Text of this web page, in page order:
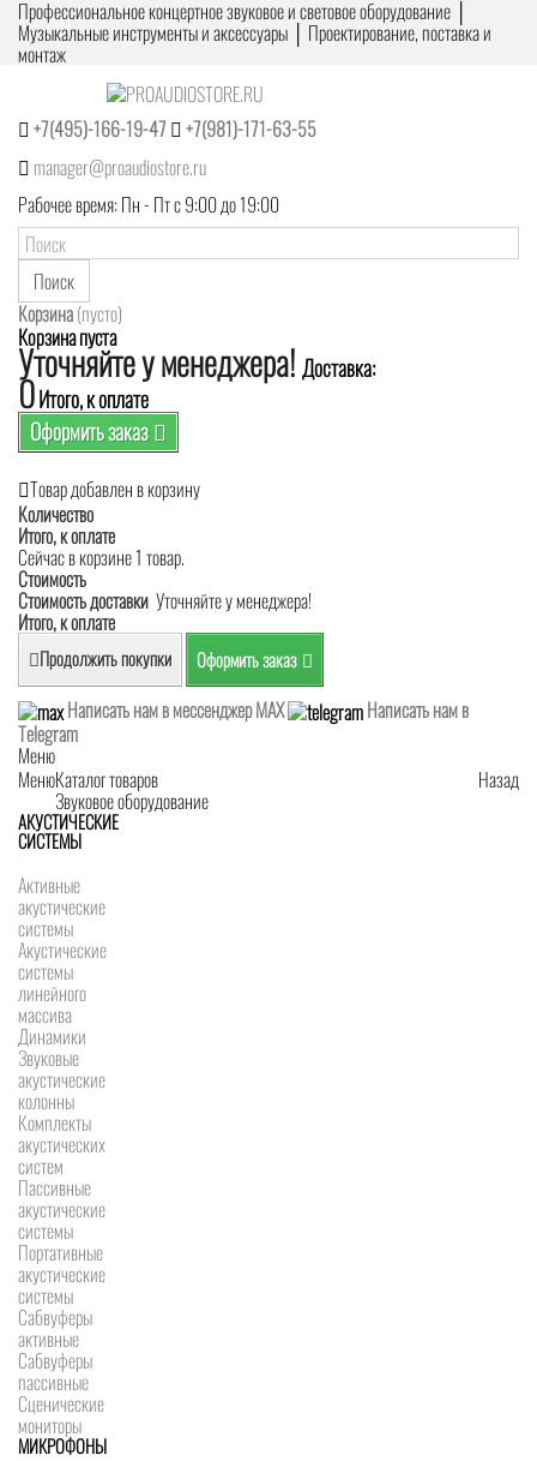
Профессиональное концертное звуковое и световое оборудование │
Музыкальные инструменты и аксессуары │ Проектирование, поставка и
монтаж
+7(495)-166-19-47
+7(981)-171-63-55
manager@proaudiostore.ru
Рабочее время: Пн - Пт с 9:00 до 19:00
Поиск
Корзина(пусто)
Корзина пуста
Уточняйте у менеджера! Доставка:
0Итого, к оплате
Оформить заказ
Товар добавлен в корзину
Количество
Итого, к оплате
Сейчас в корзине 1 товар.
Стоимость
Стоимость доставки Уточняйте у менеджера!
Итого, к оплате
Продолжить покупки Оформить заказ
Написать нам в мессенджер MAX
Написать нам в
Telegram
Меню
Меню
Назад
Каталог товаров
Звуковое оборудование
АКУСТИЧЕСКИЕ
СИСТЕМЫ
Активные
акустические
системы
Акустические
системы
линейного
массива
Динамики
Звуковые
акустические
колонны
Комплекты
акустических
систем
Пассивные
акустические
системы
Портативные
акустические
системы
Сабвуферы
активные
Сабвуферы
пассивные
Сценические
мониторы
МИКРОФОНЫ